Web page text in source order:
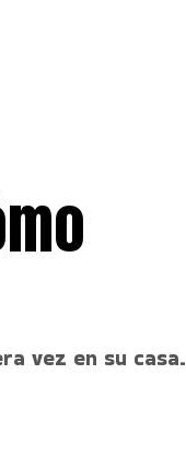
vez en su casa.